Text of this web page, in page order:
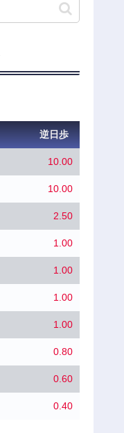
逆日歩
10.00
10.00
2.50
1.00
1.00
1.00
1.00
0.80
0.60
0.40